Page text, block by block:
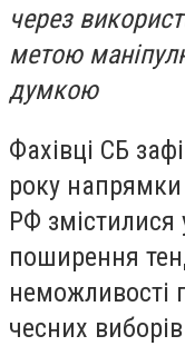
через
метою
думкою
Фахівці СБ
року
РФ
поширення
неможливості
чесних